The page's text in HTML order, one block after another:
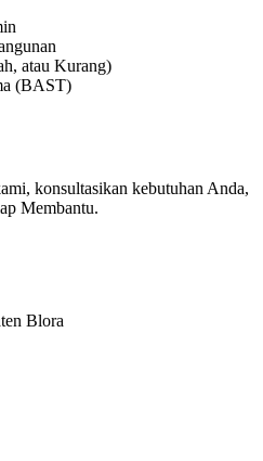
atau Kurang)
(BAST)
konsultasikan kebutuhan Anda,
Membantu.
Blora